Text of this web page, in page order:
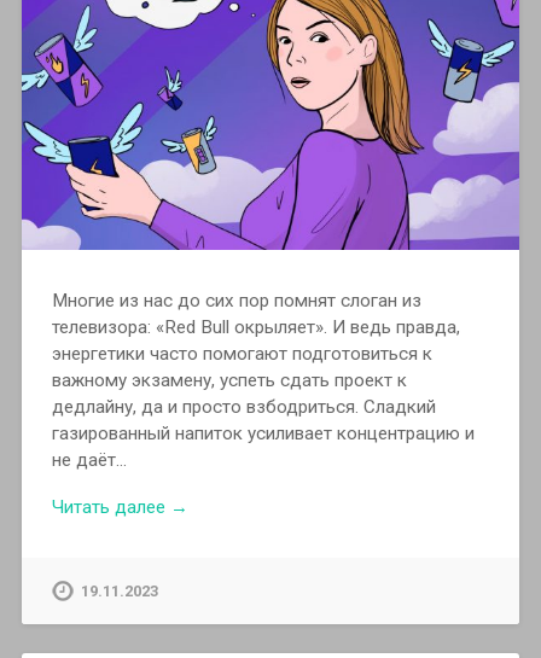
Многие из нас до сих пор помнят слоган из
телевизора: «Red Bull окрыляет». И ведь правда,
энергетики часто помогают подготовиться к
важному экзамену, успеть сдать проект к
дедлайну, да и просто взбодриться. Сладкий
газированный напиток усиливает концентрацию и
не даёт…
Читать далее →
19.11.2023